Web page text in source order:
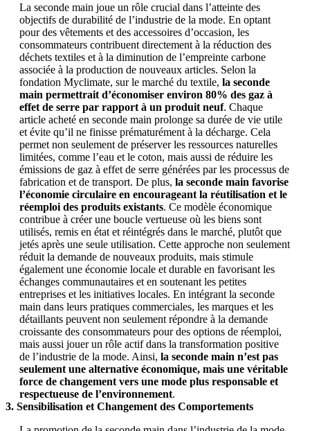
La seconde main joue un rôle crucial dans l’atteinte des
objectifs de durabilité de l’industrie de la mode. En optant
pour des vêtements et des accessoires d’occasion, les
consommateurs contribuent directement à la réduction des
déchets textiles et à la diminution de l’empreinte carbone
associée à la production de nouveaux articles. Selon la
fondation Myclimate, sur le marché du textile, la seconde
main permettrait d’économiser environ 80% des gaz à
effet de serre par rapport à un produit neuf. Chaque
article acheté en seconde main prolonge sa durée de vie utile
et évite qu’il ne finisse prématurément à la décharge. Cela
permet non seulement de préserver les ressources naturelles
limitées, comme l’eau et le coton, mais aussi de réduire les
émissions de gaz à effet de serre générées par les processus de
fabrication et de transport. De plus, la seconde main favorise
l’économie circulaire en encourageant la réutilisation et le
réemploi des produits existants. Ce modèle économique
contribue à créer une boucle vertueuse où les biens sont
utilisés, remis en état et réintégrés dans le marché, plutôt que
jetés après une seule utilisation. Cette approche non seulement
réduit la demande de nouveaux produits, mais stimule
également une économie locale et durable en favorisant les
échanges communautaires et en soutenant les petites
entreprises et les initiatives locales. En intégrant la seconde
main dans leurs pratiques commerciales, les marques et les
détaillants peuvent non seulement répondre à la demande
croissante des consommateurs pour des options de réemploi,
mais aussi jouer un rôle actif dans la transformation positive
de l’industrie de la mode. Ainsi, la seconde main n’est pas
seulement une alternative économique, mais une véritable
force de changement vers une mode plus responsable et
respectueuse de l’environnement.
3. Sensibilisation et Changement des Comportements